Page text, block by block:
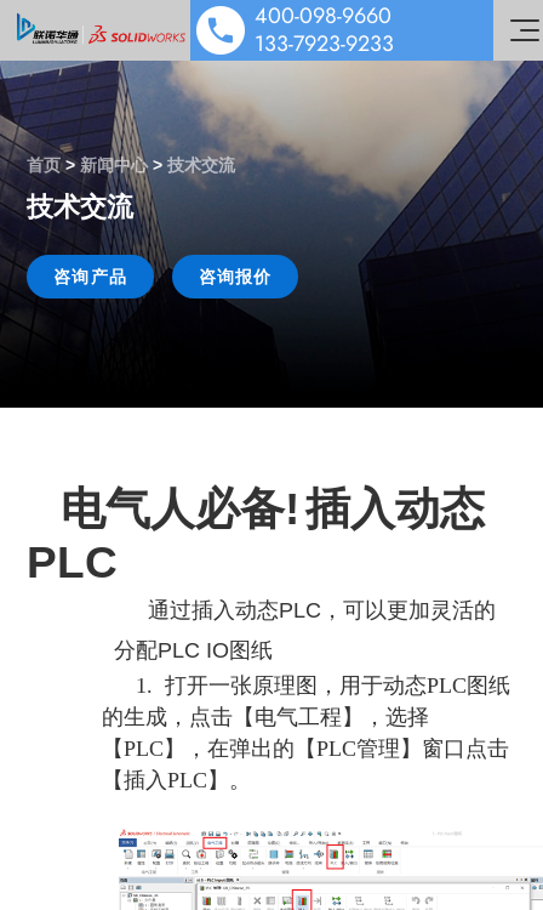
SOLIDWORKS 设计
多学科仿真
数据管理协作
工业设备解决方案
能源与材料解决方案
技术交流
公司介绍
就业机会
400-098-9660
133-7923-9233
首页>新闻中心>技术交流
技术交流
咨询产品 咨询报价
电气人必备! 插入动态
PLC
通过插入动态PLC，可以更加灵活的
分配PLC IO图纸
1. 打开一张原理图，用于动态PLC图纸
的生成，点击【电气工程】，选择
【PLC】，在弹出的【PLC管理】窗口点击
【插入PLC】。